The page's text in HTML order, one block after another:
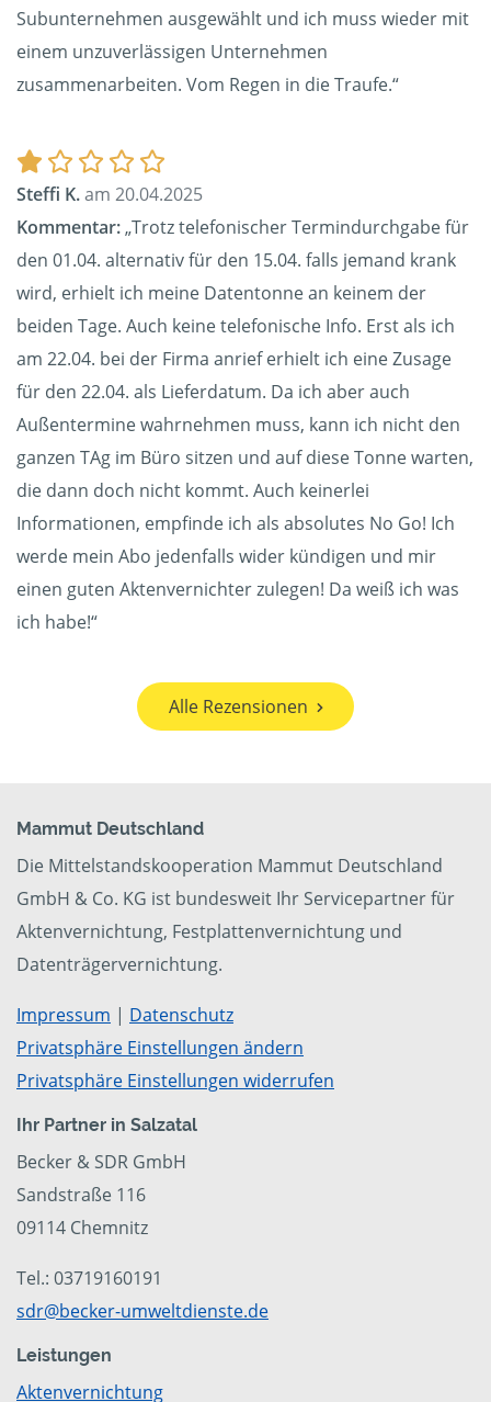
Subunternehmen ausgewählt und ich muss wieder mit
einem unzuverlässigen Unternehmen
zusammenarbeiten. Vom Regen in die Traufe.“
Steffi K.am 20.04.2025
Kommentar:„Trotz telefonischer Termindurchgabe für
den 01.04. alternativ für den 15.04. falls jemand krank
wird, erhielt ich meine Datentonne an keinem der
beiden Tage. Auch keine telefonische Info. Erst als ich
am 22.04. bei der Firma anrief erhielt ich eine Zusage
für den 22.04. als Lieferdatum. Da ich aber auch
Außentermine wahrnehmen muss, kann ich nicht den
ganzen TAg im Büro sitzen und auf diese Tonne warten,
die dann doch nicht kommt. Auch keinerlei
Informationen, empfinde ich als absolutes No Go! Ich
werde mein Abo jedenfalls wider kündigen und mir
einen guten Aktenvernichter zulegen! Da weiß ich was
ich habe!“
Alle Rezensionen
Mammut Deutschland
Die Mittelstandskooperation Mammut Deutschland
GmbH & Co. KG ist bundesweit Ihr Servicepartner für
Aktenvernichtung, Festplattenvernichtung und
Datenträgervernichtung.
Impressum | Datenschutz
Privatsphäre Einstellungen ändern
Privatsphäre Einstellungen widerrufen
Ihr Partner in Salzatal
Becker & SDR GmbH
Sandstraße 116
09114 Chemnitz
Tel.: 03719160191
sdr@becker-umweltdienste.de
Leistungen
Aktenvernichtung